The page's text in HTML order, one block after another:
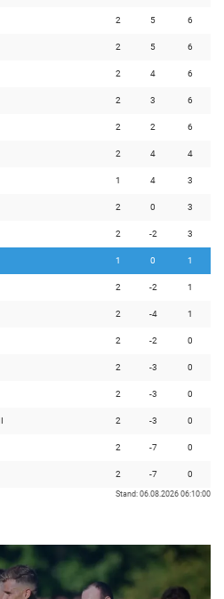
2 5 6
2 5 6
2 4 6
2 3 6
2 2 6
2 4 4
1 4 3
2 0 3
2 -2 3
1 0 1
2 -2 1
2 -4 1
2 -2 0
2 -3 0
2 -3 0
2 -3 0
2 -7 0
2 -7 0
Stand: 06.08.2026 06:10:00